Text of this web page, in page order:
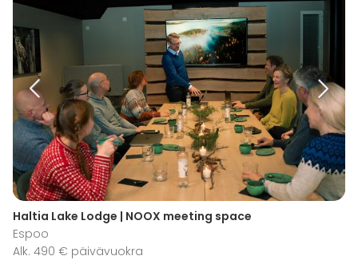
Haltia Lake Lodge | NOOX meeting space
Espoo
Alk. 490 € päivävuokra